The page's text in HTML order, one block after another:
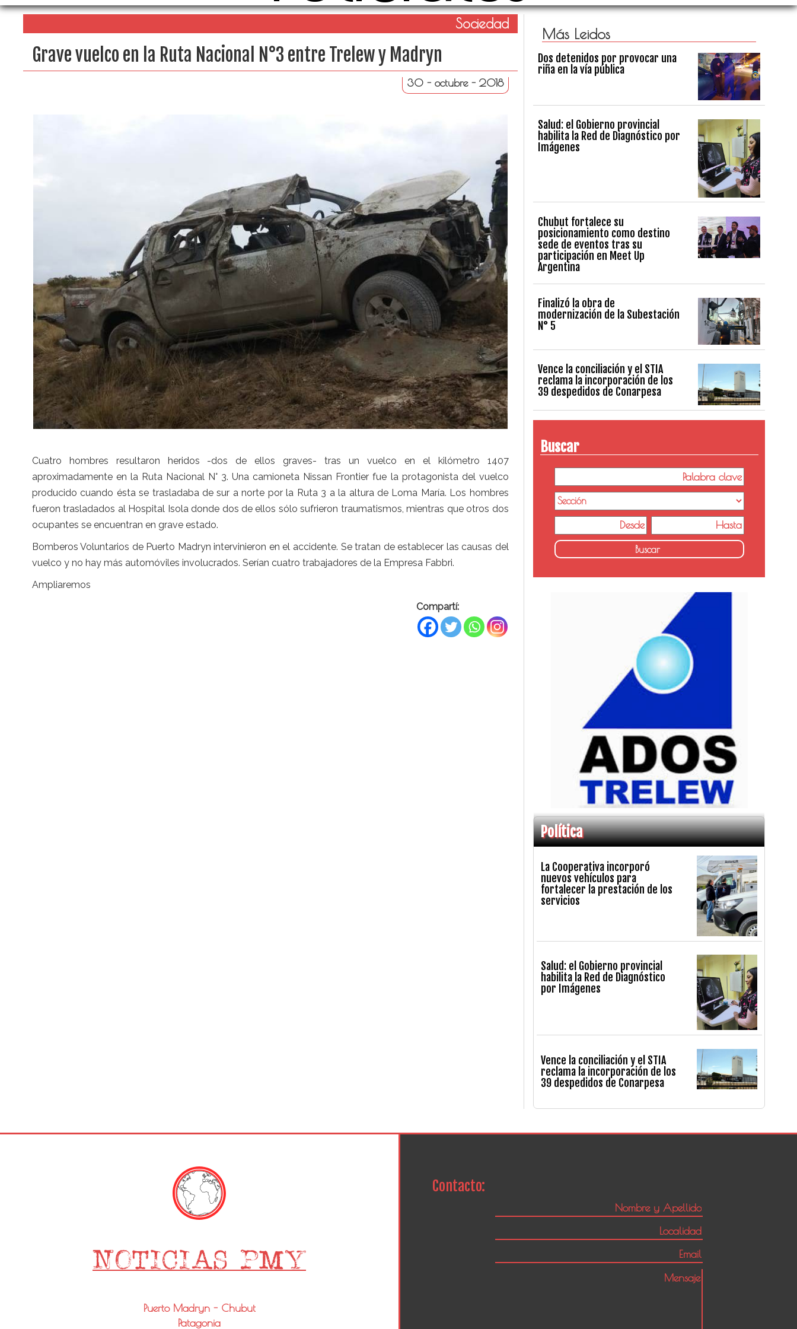
Sociedad
Grave vuelco en la Ruta Nacional N°3 entre Trelew y Madryn
30 - octubre - 2018
Cuatro hombres resultaron heridos -dos de ellos graves- tras un vuelco en el kilómetro 1407
aproximadamente en la Ruta Nacional N° 3. Una camioneta Nissan Frontier fue la protagonista del vuelco
producido cuando ésta se trasladaba de sur a norte por la Ruta 3 a la altura de Loma María. Los hombres
fueron trasladados al Hospital Isola donde dos de ellos sólo sufrieron traumatismos, mientras que otros dos
ocupantes se encuentran en grave estado.
Bomberos Voluntarios de Puerto Madryn intervinieron en el accidente. Se tratan de establecer las causas del
vuelco y no hay más automóviles involucrados. Serían cuatro trabajadores de la Empresa Fabbri.
Ampliaremos
Compartí:
Más Leidos
Dos detenidos por provocar una
riña en la vía pública
Salud: el Gobierno provincial
habilita la Red de Diagnóstico por
Imágenes
Chubut fortalece su
posicionamiento como destino
sede de eventos tras su
participación en Meet Up
Argentina
Finalizó la obra de
modernización de la Subestación
N° 5
Vence la conciliación y el STIA
reclama la incorporación de los
39 despedidos de Conarpesa
Buscar
Política
La Cooperativa incorporó
nuevos vehículos para
fortalecer la prestación de los
servicios
Salud: el Gobierno provincial
habilita la Red de Diagnóstico
por Imágenes
Vence la conciliación y el STIA
reclama la incorporación de los
39 despedidos de Conarpesa
Puerto Madryn - Chubut
Patagonia
Contacto: